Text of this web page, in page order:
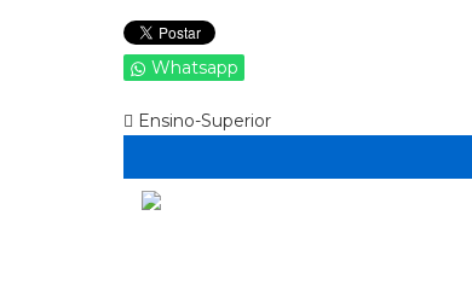
Whatsapp
Ensino-Superior